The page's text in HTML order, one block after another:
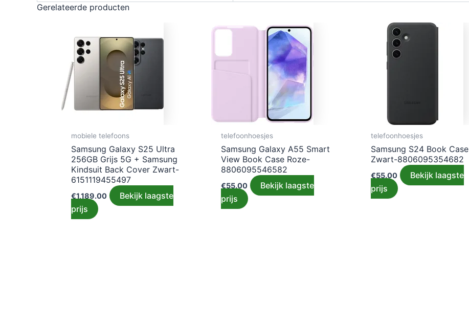
Gerelateerde producten
mobiele telefoons
Samsung Galaxy S25 Ultra
256GB Grijs 5G + Samsung
Kindsuit Back Cover Zwart-
6151119455497
€1,189.00
Bekijk laagste
prijs
telefoonhoesjes
Samsung Galaxy A55 Smart
View Book Case Roze-
8806095546582
€55.00
Bekijk laagste
prijs
telefoonhoesjes
Samsung S24 Book Case
Zwart-8806095354682
€55.00
Bekijk laagste
prijs